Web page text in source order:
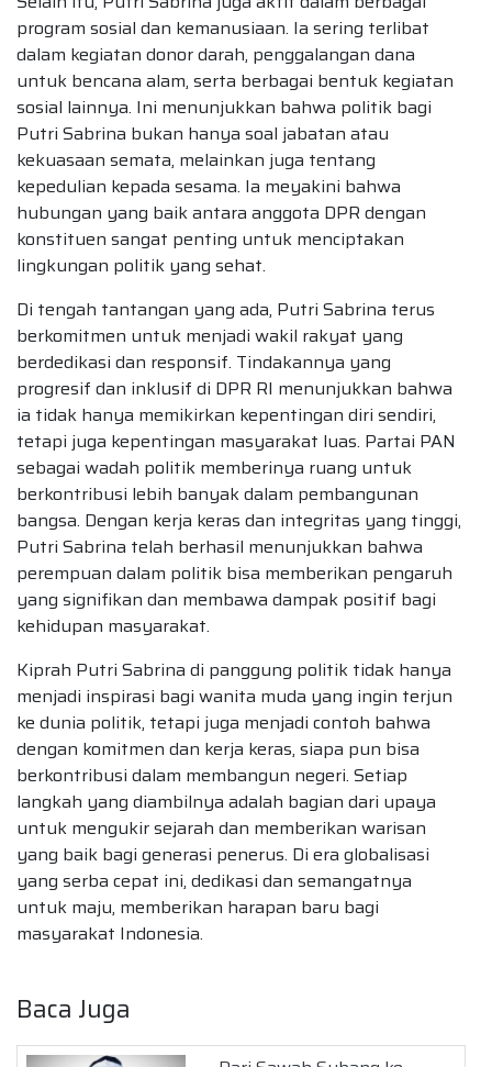
program sosial dan kemanusiaan. Ia sering terlibat
dalam kegiatan donor darah, penggalangan dana
untuk bencana alam, serta berbagai bentuk kegiatan
sosial lainnya. Ini menunjukkan bahwa politik bagi
Putri Sabrina bukan hanya soal jabatan atau
kekuasaan semata, melainkan juga tentang
kepedulian kepada sesama. Ia meyakini bahwa
hubungan yang baik antara anggota DPR dengan
konstituen sangat penting untuk menciptakan
lingkungan politik yang sehat.
Di tengah tantangan yang ada, Putri Sabrina terus
berkomitmen untuk menjadi wakil rakyat yang
berdedikasi dan responsif. Tindakannya yang
progresif dan inklusif di DPR RI menunjukkan bahwa
ia tidak hanya memikirkan kepentingan diri sendiri,
tetapi juga kepentingan masyarakat luas. Partai PAN
sebagai wadah politik memberinya ruang untuk
berkontribusi lebih banyak dalam pembangunan
bangsa. Dengan kerja keras dan integritas yang tinggi,
Putri Sabrina telah berhasil menunjukkan bahwa
perempuan dalam politik bisa memberikan pengaruh
yang signifikan dan membawa dampak positif bagi
kehidupan masyarakat.
Kiprah Putri Sabrina di panggung politik tidak hanya
menjadi inspirasi bagi wanita muda yang ingin terjun
ke dunia politik, tetapi juga menjadi contoh bahwa
dengan komitmen dan kerja keras, siapa pun bisa
berkontribusi dalam membangun negeri. Setiap
langkah yang diambilnya adalah bagian dari upaya
untuk mengukir sejarah dan memberikan warisan
yang baik bagi generasi penerus. Di era globalisasi
yang serba cepat ini, dedikasi dan semangatnya
untuk maju, memberikan harapan baru bagi
masyarakat Indonesia.
Baca Juga